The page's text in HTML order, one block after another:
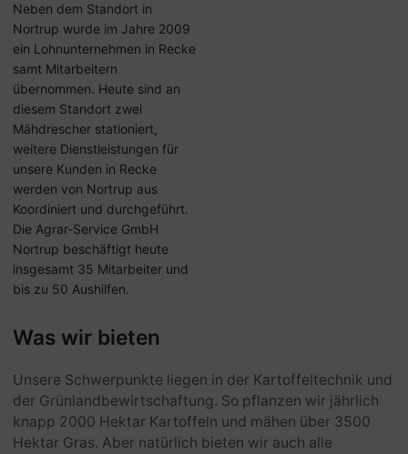
Neben dem Standort in
Nortrup wurde im Jahre 2009
ein Lohnunternehmen in Recke
samt Mitarbeitern
übernommen. Heute sind an
diesem Standort zwei
Mähdrescher stationiert,
weitere Dienstleistungen für
unsere Kunden in Recke
werden von Nortrup aus
Koordiniert und durchgeführt.
Die Agrar-Service GmbH
Nortrup beschäftigt heute
insgesamt 35 Mitarbeiter und
bis zu 50 Aushilfen.
Was wir bieten
Unsere Schwerpunkte liegen in der Kartoffeltechnik und
der Grünlandbewirtschaftung. So pflanzen wir jährlich
knapp 2000 Hektar Kartoffeln und mähen über 3500
Hektar Gras. Aber natürlich bieten wir auch alle